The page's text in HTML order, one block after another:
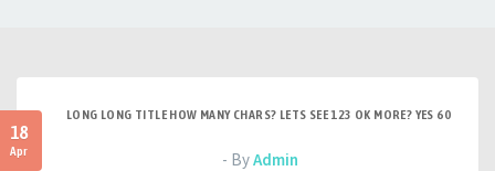
18
Apr
LONG LONG TITLE HOW MANY CHARS? LETS SEE 123 OK MORE? YES 60
- ByAdmin